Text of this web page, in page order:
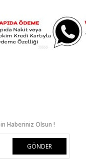
Haberiniz Olsun !
GÖNDER